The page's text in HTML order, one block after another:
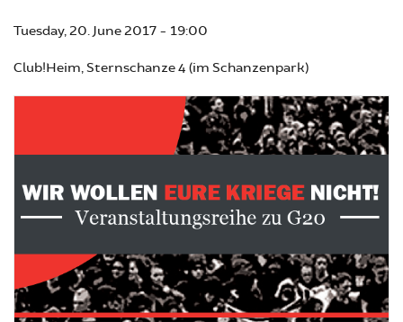
Tuesday, 20. June 2017 - 19:00
Club!Heim, Sternschanze 4 (im Schanzenpark)